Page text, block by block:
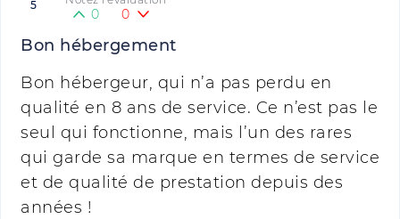
5
0 0
Bon hébergement
Bon hébergeur, qui n’a pas perdu en
qualité en 8 ans de service. Ce n’est pas le
seul qui fonctionne, mais l’un des rares
qui garde sa marque en termes de service
et de qualité de prestation depuis des
années !